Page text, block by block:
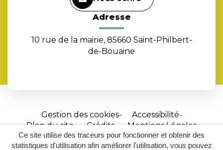
Ce site utilise des traceurs pour fonctionner et obtenir des
statistiques d'utilisation afin améliorer l'utilisation, vous pouvez
Adresse
10 rue de la mairie, 85660 Saint-Philbert-
de-Bouaine
Gestion des cookies
Accessibilité
Plan du site
Crédits
Mentions Légales
Site